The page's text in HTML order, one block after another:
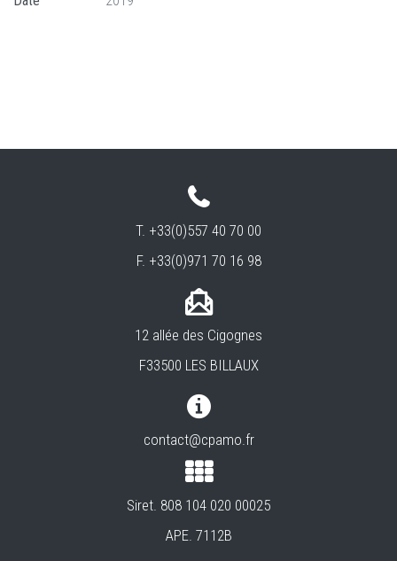
T. +33(0)557 40 70 00
F. +33(0)971 70 16 98
12 allée des Cigognes
F33500 LES BILLAUX
contact@cpamo.fr
Siret. 808 104 020 00025
APE. 7112B